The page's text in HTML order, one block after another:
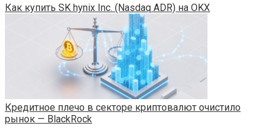
Как купить SK hynix Inc. (Nasdaq ADR) на OKX
Кредитное плечо в секторе криптовалют очистило
рынок — BlackRock